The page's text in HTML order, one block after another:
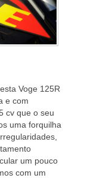
Voge 125R
e com
cv que o seu
uma forquilha
um pouco
com um